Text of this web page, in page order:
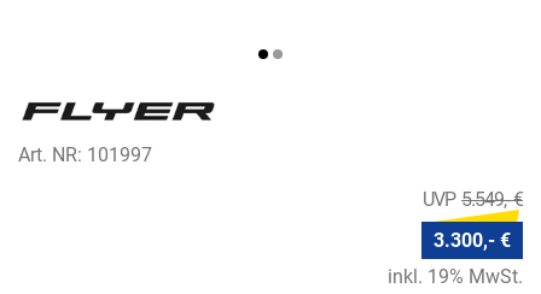
Art. NR: 101997
5.549,- €
3.300,- €
inkl. 19% MwSt.